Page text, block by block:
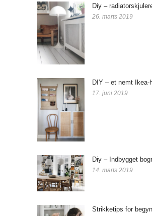
Diy –
26. marts 2019
DIY – et nemt Ikea-
17. juni 2019
Diy – Indbygget
14. marts 2019
Strikketips for